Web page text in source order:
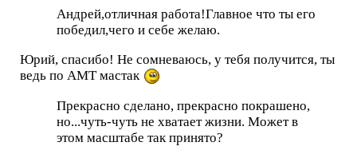
Андрей,отличная работа!Главное что ты его
победил,чего и себе желаю.
Юрий, спасибо! Не сомневаюсь, у тебя получится, ты
ведь по АМТ мастак
Прекрасно сделано, прекрасно покрашено,
но...чуть-чуть не хватает жизни. Может в
этом масштабе так принято?